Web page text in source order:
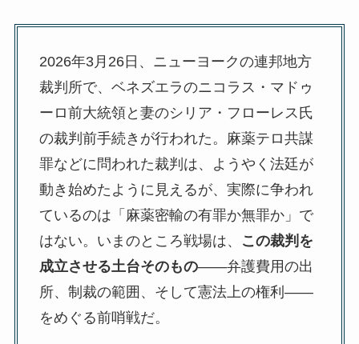
2026年3月26日、ニューヨークの連邦地方
裁判所で、ベネズエラのニコラス・マドゥ
ーロ前大統領と妻のシリア・フローレス氏
の裁判前手続きが行われた。麻薬テロ共謀
罪などに問われた裁判は、ようやく法廷が
動き始めたように見えるが、実際に争われ
ているのは「麻薬密輸の有罪か無罪か」で
はない。いまのところ戦場は、
この裁判を
成立させる土台そのもの——弁護費用の出
所、制裁の範囲、そして憲法上の権利——
をめぐる前哨戦だ。